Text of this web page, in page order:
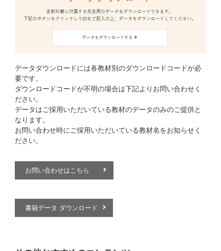
データダウンロードには各教材別のダウンロードコードが必
要です。
ダウンロードコードが不明の場合は下記よりお問い合わせく
ださい。
データはご採用いただいている教材のデータのみのご提供と
なります。
お問い合わせ時にご採用いただいている教材名をお知らせく
ださい。
お問い合わせはこちら
書籍データ ダウンロード